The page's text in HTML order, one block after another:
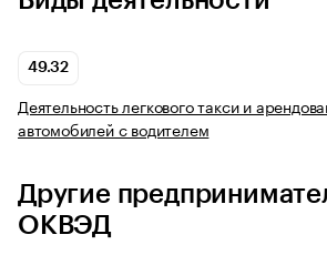
49.32
Деятельность легкового такси и
автомобилей с водителем
Другие
ОКВЭД